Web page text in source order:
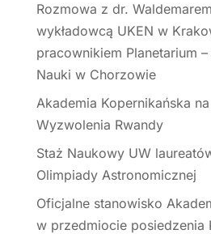
Rozmowa z dr.
wykładowcą UKEN w
pracownikiem Planetarium
Nauki w Chorzowie
Akademia Kopernikańska
Wyzwolenia Rwandy
Staż Naukowy UW
Olimpiady Astronomicznej
Oficjalne stanowisko
w przedmiocie posiedzenia